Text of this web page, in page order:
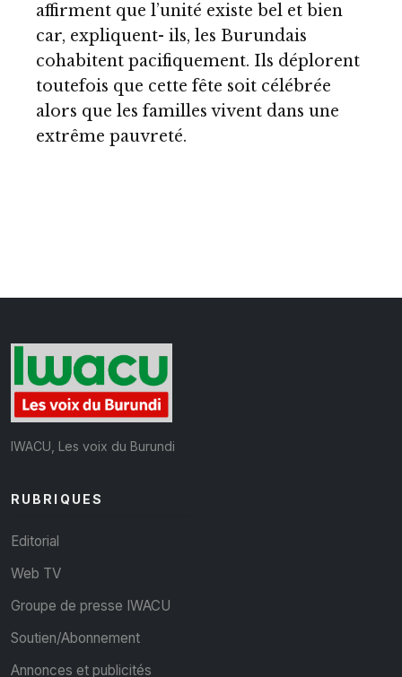
affirment que l’unité existe bel et bien
car, expliquent- ils, les Burundais
cohabitent pacifiquement. Ils déplorent
toutefois que cette fête soit célébrée
alors que les familles vivent dans une
extrême pauvreté.
IWACU, Les voix du Burundi
RUBRIQUES
Editorial
Web TV
Groupe de presse IWACU
Soutien/Abonnement
Annonces et publicités